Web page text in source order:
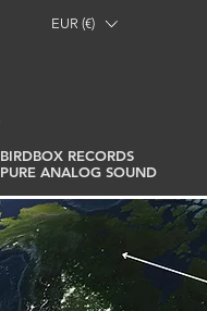
EUR (€)
BIRDBOX RECORDS
PURE ANALOG SOUND